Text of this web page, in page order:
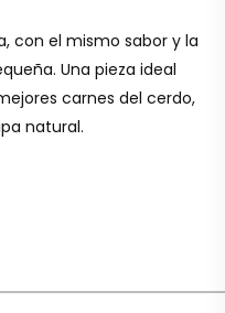
con el mismo sabor y la
Una pieza ideal
carnes del cerdo,
natural.